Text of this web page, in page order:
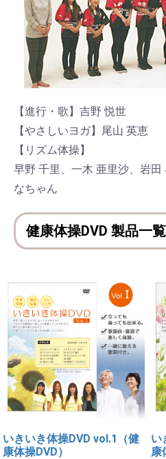
【進行・歌】吉野 悦世
【やさしいヨガ】尾山 英恵
【リズム体操】
早野 千里、一木 亜里沙、岩
なちゃん
健康体操DVD 製品一覧
いきいき体操DVD vol.1（健
康体操DVD）
い
康